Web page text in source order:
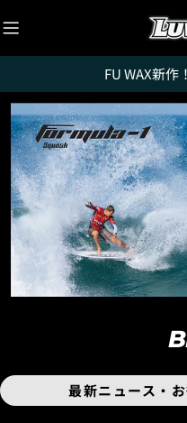
ン
テ
ツ
に
ス
キ
ッ
プ
FU WAX新作
最新ニュース・